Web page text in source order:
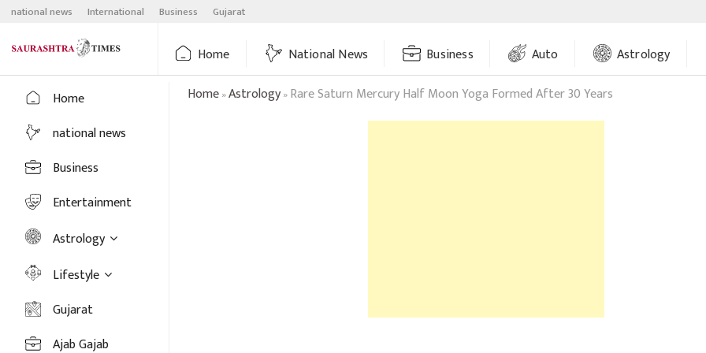
Skip
content
national news International Business Gujarat
Home National News Business Auto Astrology
Home
national news
Business
Entertainment
Astrology
Lifestyle
Gujarat
Ajab Gajab
Home»Astrology»Rare Saturn Mercury Half Moon Yoga Formed After 30 Years